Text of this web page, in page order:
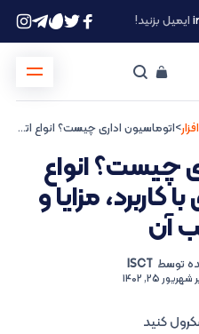
ایمیل بزنید!
> اتوماسیون اداری چیست؟ انواع اتوماسیون اداری با کاربرد، مزایا و معایب آن
چیست؟ انواع
کاربرد، مزایا و
آن
توسط ISCT
شهریور 25, 1402
کنید